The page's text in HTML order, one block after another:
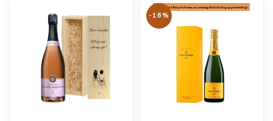
-16%